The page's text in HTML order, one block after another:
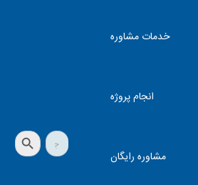
خدمات مشاوره
انجام پروژه
مشاوره رایگان
جستجو
برای:
دکمه جستجو